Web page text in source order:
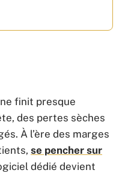
finit presque
des pertes sèches
À l’ère des marges
se pencher sur
dédié devient